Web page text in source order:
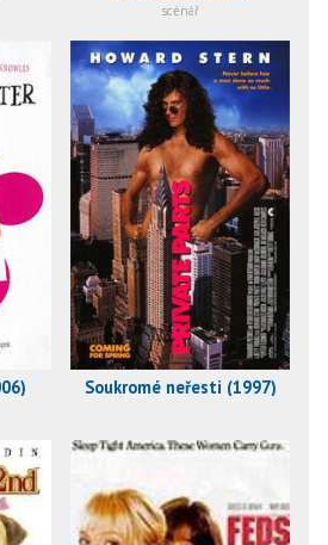
scénář
Soukromé neřesti (1997)